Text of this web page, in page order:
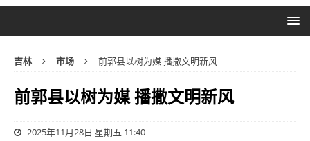
吉林 市场 前郭县以树为媒 播撒文明新风
前郭县以树为媒 播撒文明新风
2025年11月28日 星期五 11:40